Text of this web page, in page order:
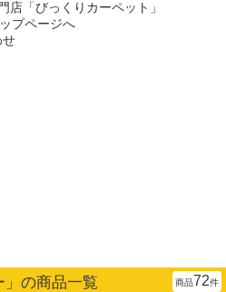
店「びっくりカーペット」
せ
」の商品一覧 商品72件